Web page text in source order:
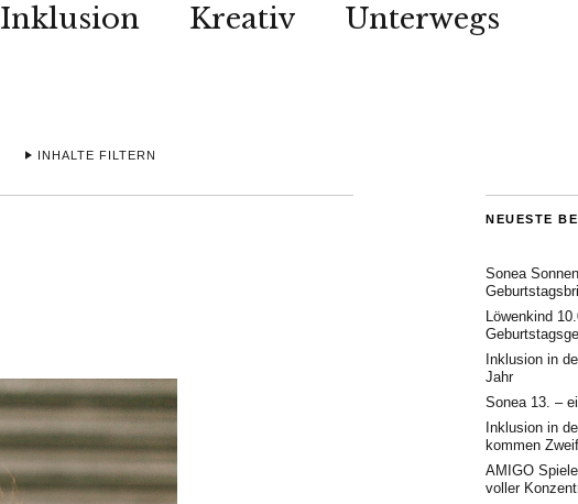
Inklusion Kreativ Unterwegs
INHALTE FILTERN
NEUESTE
Sonea
Löwenkind
Inklusion in
Jahr
Sonea 13. –
Inklusion in
kommen
AMIGO
voller